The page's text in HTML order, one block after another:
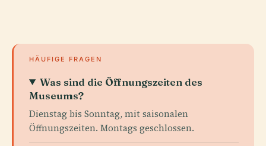
HÄUFIGE FRAGEN
Was sind die Öffnungszeiten des
Museums?
Dienstag bis Sonntag, mit saisonalen
Öffnungszeiten. Montags geschlossen.